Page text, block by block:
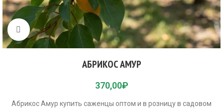
Click to enlarge
АБРИКОС АМУР
370,00₽
Абрикос Амур купить саженцы оптом и в розницу в садовом